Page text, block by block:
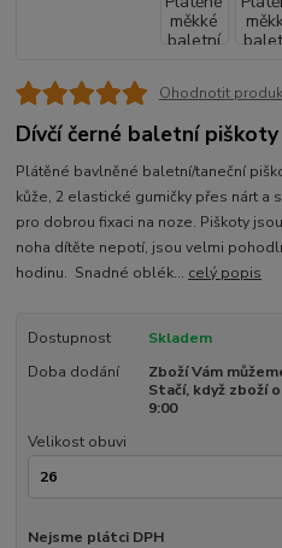
Ohodnotit
Dívčí černé baletní
Plátěné bavlněné baletní/taneční
kůže, 2 elastické gumičky přes nárt a
pro dobrou fixaci na noze. Piškoty
noha dítěte nepotí, jsou velmi
hodinu. Snadné oblék... celý popis
Dostupnost
Skladem
Doba dodání
Zboží Vám
Stačí, když zboží
9:00
Velikost obuvi
Nejsme plátci DPH